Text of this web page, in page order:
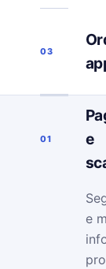
03
01
e
e